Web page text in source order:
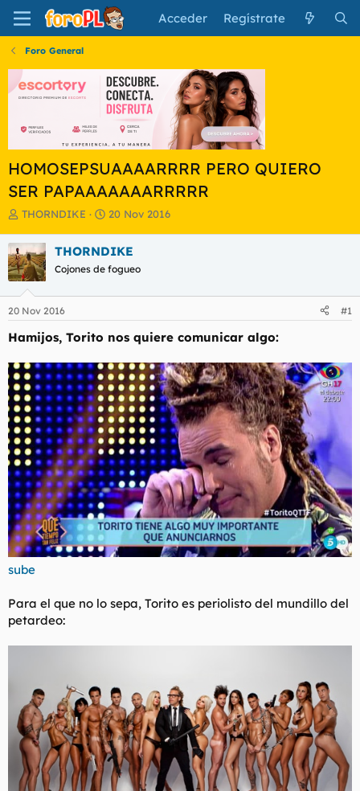
Acceder Regístrate
Foro General
HOMOSEPSUAAAARRRR PERO QUIERO
SER PAPAAAAAAARRRRR
I
i
c
i
a
d
o
d
l
t
e
m
a
THORNDIKE
F
h
a
e
i
i
o
20 Nov 2016
THORNDIKE
Cojones de fogueo
20 Nov 2016 #1
Hamijos, Torito nos quiere comunicar algo:
sube
Para el que no lo sepa, Torito es periolisto del mundillo del
petardeo: